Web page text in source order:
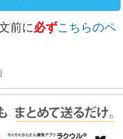
前に必ずこちらのペ